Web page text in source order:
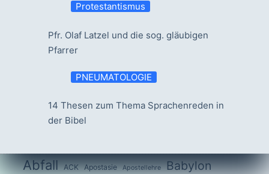
Protestantismus
Pfr. Olaf Latzel und die sog. gläubigen
Pfarrer
PNEUMATOLOGIE
14 Thesen zum Thema Sprachenreden in
der Bibel
Abfall ACK Apostasie Apostellehre Babylon